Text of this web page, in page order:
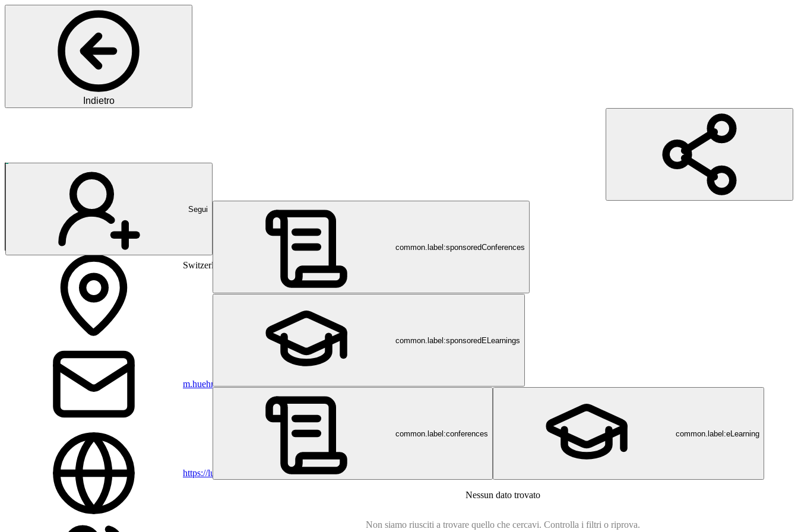
Indietro
Segui
120 Jahre Engagement für ein selbstbestimmtes Leben mit gesunden Atemwegen
Switzerland
m.huehnli@lungenliga-be.ch
https://lungenliga.ch
common.label:sponsoredConferences
common.label:sponsoredELearnings
common.label:conferences common.label:eLearning
Nessun dato trovato
Non siamo riusciti a trovare quello che cercavi. Controlla i filtri o riprova.